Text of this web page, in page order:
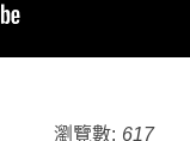
瀏覽數: 617